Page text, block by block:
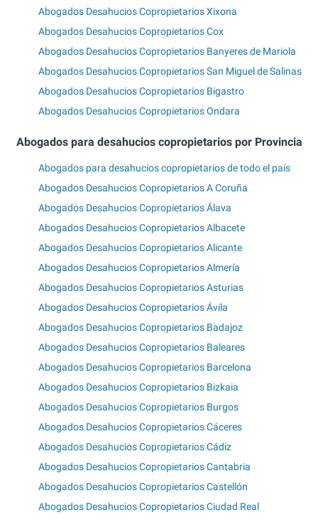
Abogados Desahucios Copropietarios Xixona
Abogados Desahucios Copropietarios Cox
Abogados Desahucios Copropietarios Banyeres de Mariola
Abogados Desahucios Copropietarios San Miguel de Salinas
Abogados Desahucios Copropietarios Bigastro
Abogados Desahucios Copropietarios Ondara
Abogados para desahucios copropietarios por Provincia
Abogados para desahucios copropietarios de todo el país
Abogados Desahucios Copropietarios A Coruña
Abogados Desahucios Copropietarios Álava
Abogados Desahucios Copropietarios Albacete
Abogados Desahucios Copropietarios Alicante
Abogados Desahucios Copropietarios Almería
Abogados Desahucios Copropietarios Asturias
Abogados Desahucios Copropietarios Ávila
Abogados Desahucios Copropietarios Badajoz
Abogados Desahucios Copropietarios Baleares
Abogados Desahucios Copropietarios Barcelona
Abogados Desahucios Copropietarios Bizkaia
Abogados Desahucios Copropietarios Burgos
Abogados Desahucios Copropietarios Cáceres
Abogados Desahucios Copropietarios Cádiz
Abogados Desahucios Copropietarios Cantabria
Abogados Desahucios Copropietarios Castellón
Abogados Desahucios Copropietarios Ciudad Real